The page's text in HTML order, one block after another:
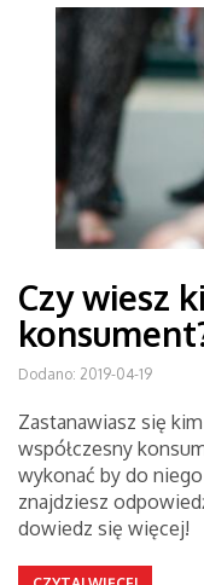
Czy wiesz
Dodano: 2019-04-19
Zastanawiasz się
współczesny
wykonać by do
znajdziesz
dowiedz się więcej!